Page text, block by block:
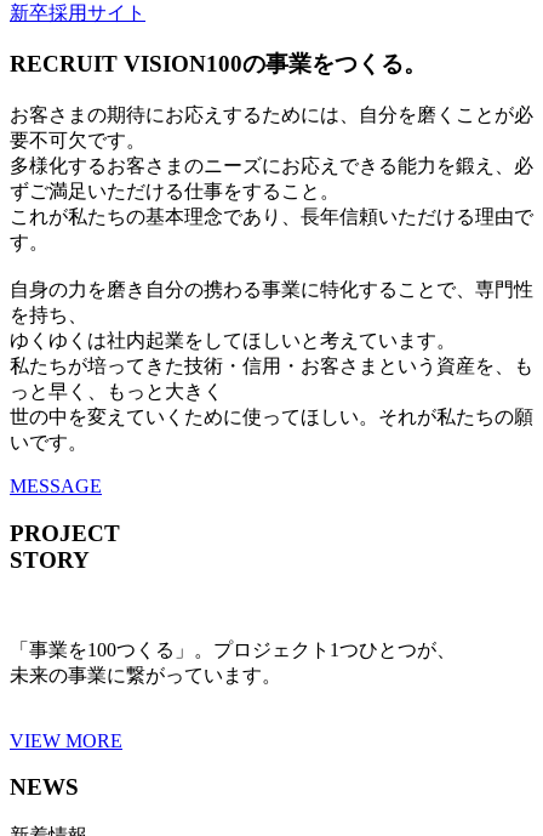
新卒採用サイト
RECRUIT VISION100の事業をつくる。
お客さまの期待にお応えするためには、自分を磨くことが必
要不可欠です。
多様化するお客さまのニーズにお応えできる能力を鍛え、必
ずご満足いただける仕事をすること。
これが私たちの基本理念であり、長年信頼いただける理由で
す。
自身の力を磨き自分の携わる事業に特化することで、専門性
を持ち、
ゆくゆくは社内起業をしてほしいと考えています。
私たちが培ってきた技術・信用・お客さまという資産を、も
っと早く、もっと大きく
世の中を変えていくために使ってほしい。それが私たちの願
いです。
MESSAGE
PROJECT
STORY
「事業を100つくる」。プロジェクト1つひとつが、
未来の事業に繋がっています。
VIEW MORE
NEWS